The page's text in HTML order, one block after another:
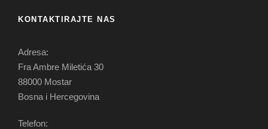
KONTAKTIRAJTE NAS
Adresa:
Fra Ambre Miletića 30
88000 Mostar
Bosna i Hercegovina
Telefon: